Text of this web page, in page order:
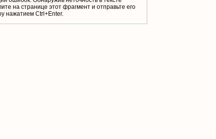
на странице этот фрагмент и отправьте его
нажатием Ctrl+Enter.